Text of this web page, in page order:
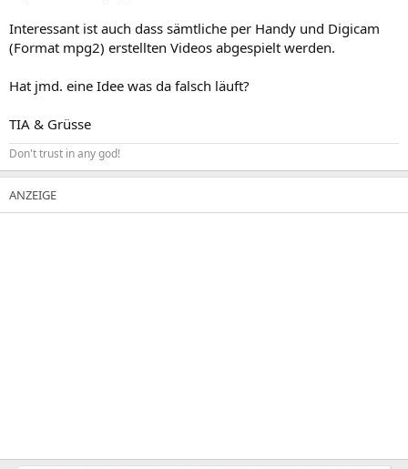
Interessant ist auch dass sämtliche per Handy und Digicam
(Format mpg2) erstellten Videos abgespielt werden.
Hat jmd. eine Idee was da falsch läuft?
TIA & Grüsse
Don't trust in any god!